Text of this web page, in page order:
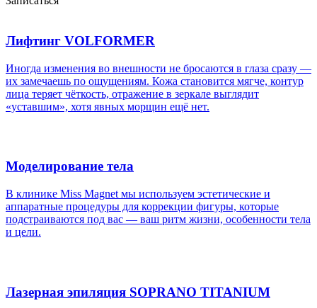
Лифтинг VOLFORMER
Иногда изменения во внешности не бросаются в глаза сразу —
их замечаешь по ощущениям. Кожа становится мягче, контур
лица теряет чёткость, отражение в зеркале выглядит
«уставшим», хотя явных морщин ещё нет.
Моделирование тела
В клинике Miss Magnet мы используем эстетические и
аппаратные процедуры для коррекции фигуры, которые
подстраиваются под вас — ваш ритм жизни, особенности тела
и цели.
Лазерная эпиляция SOPRANO TITANIUM